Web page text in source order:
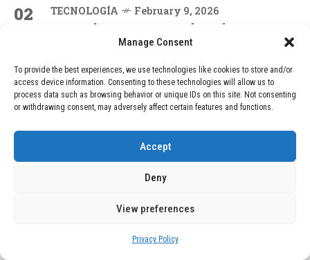
Manage Consent
To provide the best experiences, we use technologies like cookies to store and/or
access device information. Consenting to these technologies will allow us to
process data such as browsing behavior or unique IDs on this site. Not consenting
or withdrawing consent, may adversely affect certain features and functions.
Accept
Deny
View preferences
Privacy Policy
02 TECNOLOGÍA February 9, 2026
Motor de 800 W, rango de 45 km y
ruedas todo terreno: este scooter cuesta
adquisición impresionante
Geolocalizadas, Obligatorias a Partir de
2026
December 24, 2025
Devastadora Explosión en Residencia
de Ancianos de Pensilvania Deja al